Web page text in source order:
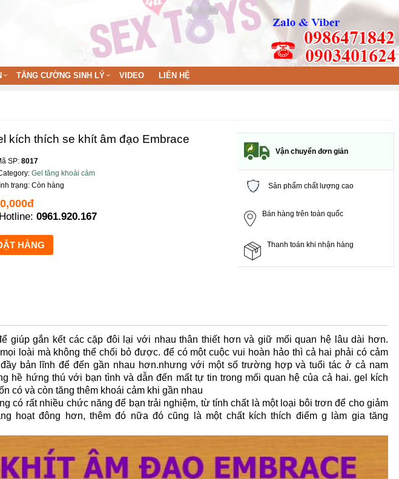
TĂNG CƯỜNG SINH LÝ VIDEO LIÊN HỆ
kích thích se khít âm đạo Embrace
SP: 8017
Gel tăng khoái cảm
trạng: Còn hàng
0961.920.167
Vận chuyển đơn giản
Sản phẩm chất lượng cao
Bán hàng trên toàn quốc
Thanh toán khi nhận hàng
giúp gắn kết các cặp đôi lại với nhau thân thiết hơn và giữ mối quan hệ lâu dài hơn.
loài mà không thể chối bỏ được. để có một cuộc vui hoàn hảo thì cả hai phải có cảm
bản lĩnh để đến gần nhau hơn.nhưng với một số trường hợp và tuổi tác ở cả nam
hề hứng thú với bạn tình và dẫn đến mất tự tin trong mối quan hệ của cả hai. gel kích
có và còn tăng thêm khoái cảm khi gần nhau
có rất nhiều chức năng để bạn trải nghiệm, từ tính chất là một loại bôi trơn để cho giảm
hoạt đông hơn, thêm đó nữa đó cũng là một chất kích thích điểm g làm gia tăng